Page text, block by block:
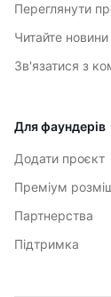
Переглянути
Читайте
Зв'язатися з
Для фаундерів
Додати проєкт
Преміум
Партнерства
Підтримка